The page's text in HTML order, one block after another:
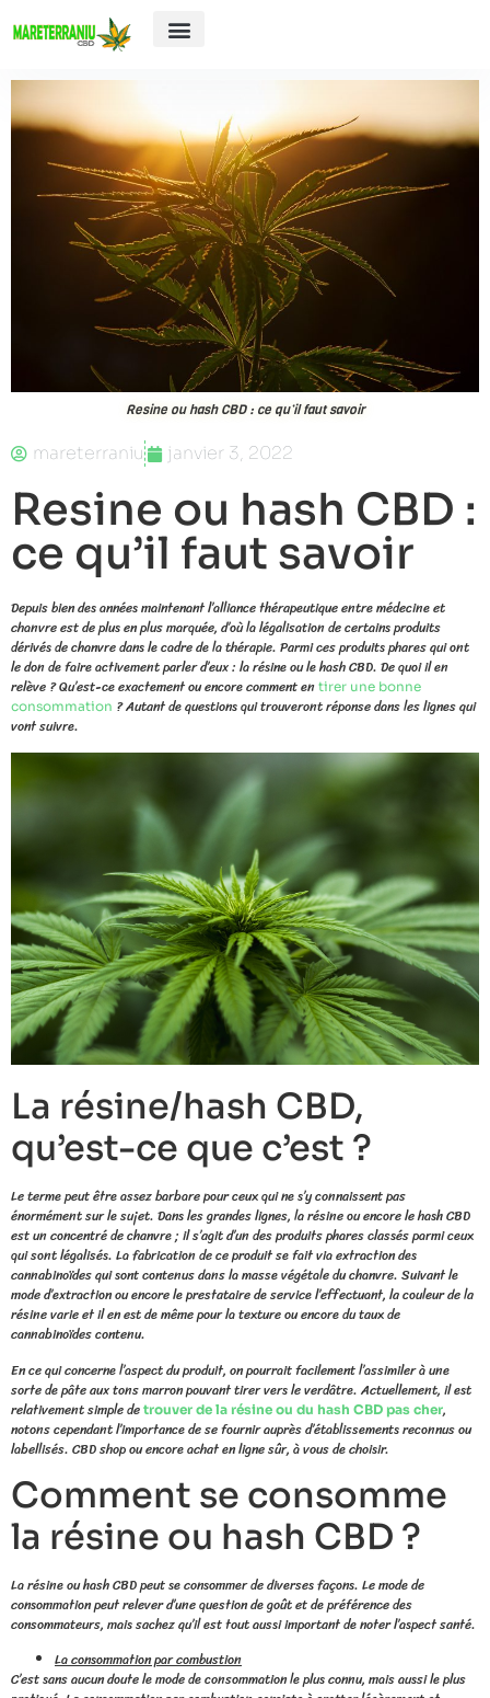
Resine ou hash CBD : ce qu’il faut savoir
mareterraniu janvier 3, 2022
Resine ou hash CBD :
ce qu’il faut savoir
Depuis bien des années maintenant l’alliance thérapeutique entre médecine et
chanvre est de plus en plus marquée, d’où la légalisation de certains produits
dérivés de chanvre dans le cadre de la thérapie. Parmi ces produits phares qui ont
le don de faire activement parler d’eux : la résine ou le hash CBD. De quoi il en
relève ? Qu’est-ce exactement ou encore comment en tirer une bonne
consommation ? Autant de questions qui trouveront réponse dans les lignes qui
vont suivre.
La résine/hash CBD,
qu’est-ce que c’est ?
Le terme peut être assez barbare pour ceux qui ne s’y connaissent pas
énormément sur le sujet. Dans les grandes lignes, la résine ou encore le hash CBD
est un concentré de chanvre ; il s’agit d’un des produits phares classés parmi ceux
qui sont légalisés. La fabrication de ce produit se fait via extraction des
cannabinoïdes qui sont contenus dans la masse végétale du chanvre. Suivant le
mode d’extraction ou encore le prestataire de service l’effectuant, la couleur de la
résine varie et il en est de même pour la texture ou encore du taux de
cannabinoïdes contenu.
En ce qui concerne l’aspect du produit, on pourrait facilement l’assimiler à une
sorte de pâte aux tons marron pouvant tirer vers le verdâtre. Actuellement, il est
relativement simple de trouver de la résine ou du hash CBD pas cher,
notons cependant l’importance de se fournir auprès d’établissements reconnus ou
labellisés. CBD shop ou encore achat en ligne sûr, à vous de choisir.
Comment se consomme
la résine ou hash CBD ?
La résine ou hash CBD peut se consommer de diverses façons. Le mode de
consommation peut relever d’une question de goût et de préférence des
consommateurs, mais sachez qu’il est tout aussi important de noter l’aspect santé.
La consommation par combustion
C’est sans aucun doute le mode de consommation le plus connu, mais aussi le plus